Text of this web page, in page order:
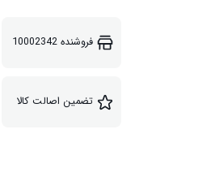
فروشنده10002342
تضمین اصالت کالا